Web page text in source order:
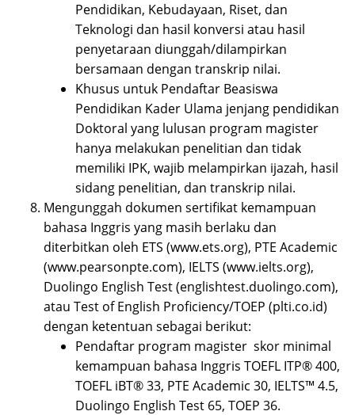
Pendidikan, Kebudayaan, Riset, dan
Teknologi dan hasil konversi atau hasil
penyetaraan diunggah/dilampirkan
bersamaan dengan transkrip nilai.
Khusus untuk Pendaftar Beasiswa
Pendidikan Kader Ulama jenjang pendidikan
Doktoral yang lulusan program magister
hanya melakukan penelitian dan tidak
memiliki IPK, wajib melampirkan ijazah, hasil
sidang penelitian, dan transkrip nilai.
Mengunggah dokumen sertifikat kemampuan
bahasa Inggris yang masih berlaku dan
diterbitkan oleh ETS (www.ets.org), PTE Academic
(www.pearsonpte.com), IELTS (www.ielts.org),
Duolingo English Test (englishtest.duolingo.com),
atau Test of English Proficiency/TOEP (plti.co.id)
dengan ketentuan sebagai berikut:
Pendaftar program magister skor minimal
kemampuan bahasa Inggris TOEFL ITP® 400,
TOEFL iBT® 33, PTE Academic 30, IELTS™ 4.5,
Duolingo English Test 65, TOEP 36.